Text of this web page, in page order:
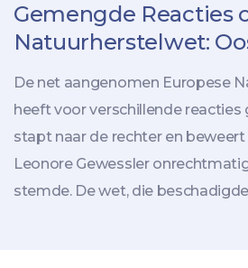
Gemengde Reacties
Natuurherstelwet:
Bereidt Rechtszaak
De net aangenomen Europese
heeft voor verschillende
stapt naar de rechter en
Leonore Gewessler
stemde. De wet, die